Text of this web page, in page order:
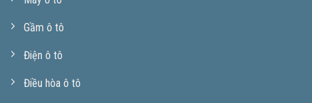
Gầm ô tô
Điện ô tô
Điều hòa ô tô